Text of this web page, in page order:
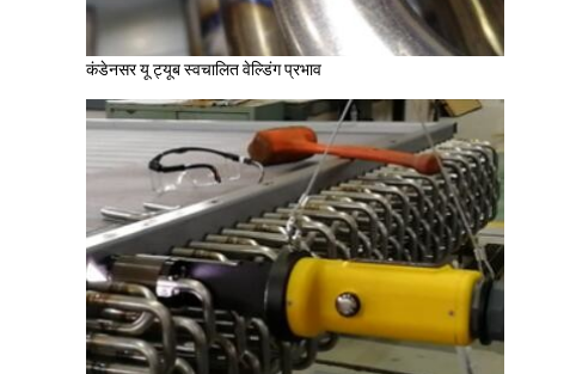
कंडेनसर यू ट्यूब स्वचालित वेल्डिंग प्रभाव